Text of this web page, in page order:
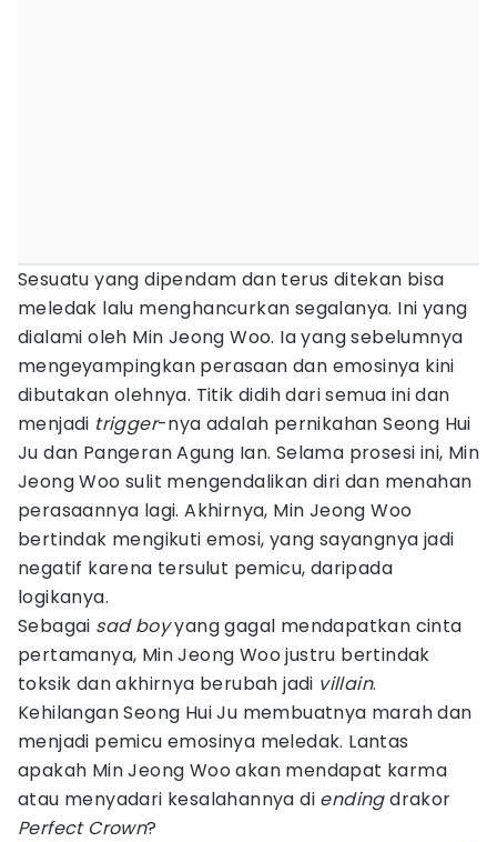
Sesuatu yang dipendam dan terus ditekan bisa
meledak lalu menghancurkan segalanya. Ini yang
dialami oleh Min Jeong Woo. Ia yang sebelumnya
mengeyampingkan perasaan dan emosinya kini
dibutakan olehnya. Titik didih dari semua ini dan
menjadi trigger-nya adalah pernikahan Seong Hui
Ju dan Pangeran Agung Ian. Selama prosesi ini, Min
Jeong Woo sulit mengendalikan diri dan menahan
perasaannya lagi. Akhirnya, Min Jeong Woo
bertindak mengikuti emosi, yang sayangnya jadi
negatif karena tersulut pemicu, daripada
logikanya.
Sebagai sad boyyang gagal mendapatkan cinta
pertamanya, Min Jeong Woo justru bertindak
toksik dan akhirnya berubah jadi villain.
Kehilangan Seong Hui Ju membuatnya marah dan
menjadi pemicu emosinya meledak. Lantas
apakah Min Jeong Woo akan mendapat karma
atau menyadari kesalahannya di endingdrakor
Perfect Crown?